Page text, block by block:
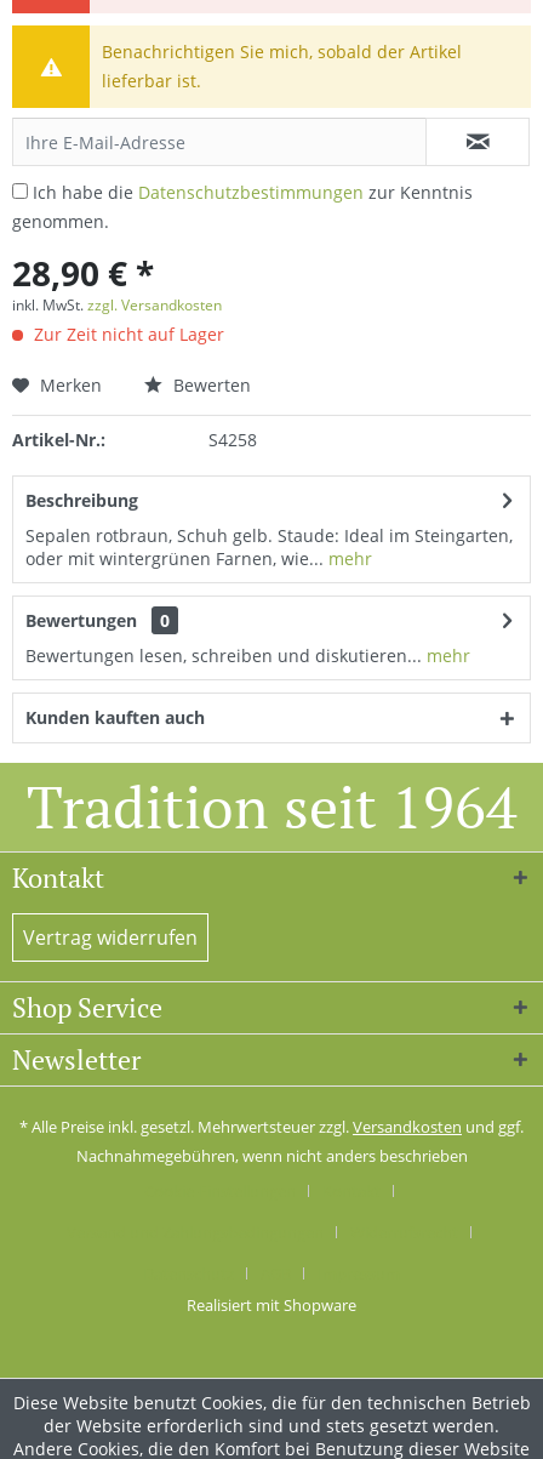
Benachrichtigen Sie mich, sobald der Artikel
lieferbar ist.
Ich habe die Datenschutzbestimmungen zur Kenntnis
genommen.
28,90 € *
inkl. MwSt.zzgl. Versandkosten
Zur Zeit nicht auf Lager
Merken Bewerten
Artikel-Nr.: S4258
Beschreibung
Sepalen rotbraun, Schuh gelb. Staude: Ideal im Steingarten,
oder mit wintergrünen Farnen, wie... mehr
Bewertungen
0
Bewertungen lesen, schreiben und diskutieren... mehr
Kunden kauften auch
Tradition seit 1964
Kontakt
Vertrag widerrufen
Shop Service
Newsletter
* Alle Preise inkl. gesetzl. Mehrwertsteuer zzgl.Versandkosten und ggf.
Nachnahmegebühren, wenn nicht anders beschrieben
Realisiert mit Shopware
Diese Website benutzt Cookies, die für den technischen Betrieb
der Website erforderlich sind und stets gesetzt werden.
Andere Cookies, die den Komfort bei Benutzung dieser Website